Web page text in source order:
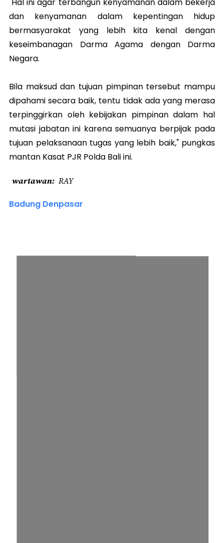
dan kenyamanan dalam kepentingan hidup
bermasyarakat yang lebih kita kenal dengan
keseimbanagan Darma Agama dengan Darma
Negara.
Bila maksud dan tujuan pimpinan tersebut mampu
dipahami secara baik, tentu tidak ada yang merasa
terpinggirkan oleh kebijakan pimpinan dalam hal
mutasi jabatan ini karena semuanya berpijak pada
tujuan pelaksanaan tugas yang lebih baik," pungkas
mantan Kasat PJR Polda Bali ini.
wartawan RAY
Badung Denpasar